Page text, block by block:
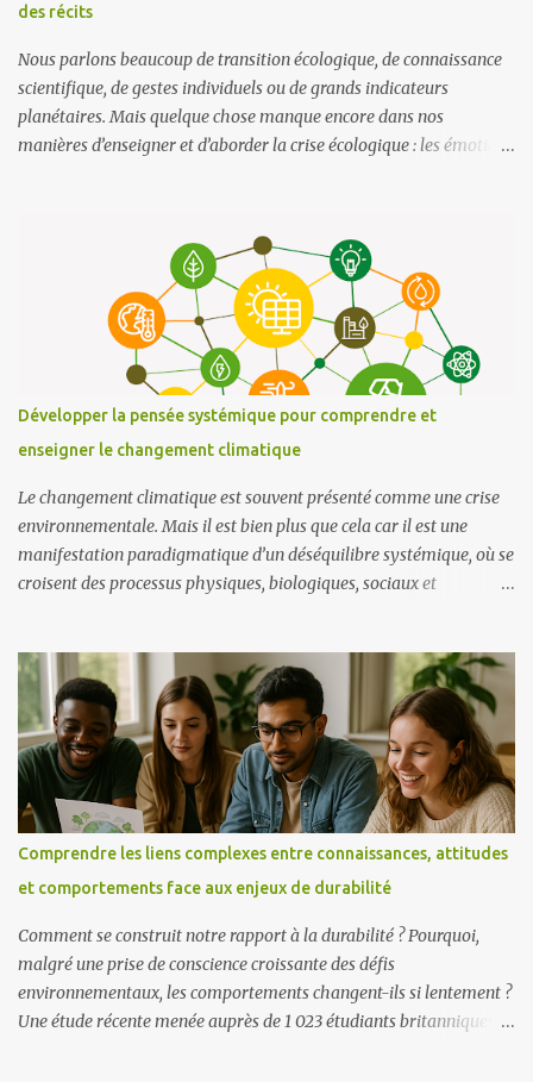
des récits
Nous parlons beaucoup de transition écologique, de connaissance
scientifique, de gestes individuels ou de grands indicateurs
planétaires. Mais quelque chose manque encore dans nos
manières d’enseigner et d’aborder la crise écologique : les émotions
propose un cadre conceptuel particulièrement éclairant pour
repenser l’éducation à l’environnement : intégrer l’ écopsychologie ,
les éco-émotions et les récits au cœur des apprentissages Dit
autrement : on ne transforme pas les comportements
environnementaux par la seule accumulation de connaissances,
mais en mettant les émotions et les histoires au service d’une
identité écologique plus profonde . L’impasse d’une éducation
purement cognitive Depuis les années 1970, l’éducation à
l’environnement s’est largement construite sur des objectifs
cognitifs : comprendre les écosystèmes, analyser les crises, évaluer
les ...
Développer la pensée systémique pour comprendre et
enseigner le changement climatique
Le changement climatique est souvent présenté comme une crise
environnementale. Mais il est bien plus que cela car il est une
manifestation paradigmatique d’un déséquilibre systémique, où se
croisent des processus physiques, biologiques, sociaux et
option mais une nécessité. C’est à partir de ce constat qu’une
équipe de chercheurs espagnols – María A. Lorenzo-Rial,
Mercedes Varela-Losada, Uxío Pérez-Rodríguez (Université de
Vigo) et Pedro Vega-Marcote (Université de La Corogne) – a mené
une étude innovante publiée en 2025 dans l’ International Journal
of Sustainability in Higher Education . Leur objectif était double :
concevoir un outil permettant d’évaluer la pensée systémique
appliquée au climat, tester son efficacité auprès de futurs
enseignants du primaire. Pourquoi la pensée systémique est une
compétence clé La pensée systémique est d...
Comprendre les liens complexes entre connaissances, attitudes
et comportements face aux enjeux de durabilité
Comment se construit notre rapport à la durabilité ? Pourquoi,
malgré une prise de conscience croissante des défis
environnementaux, les comportements changent-ils si lentement ?
Une étude récente menée auprès de 1 023 étudiants britanniques et